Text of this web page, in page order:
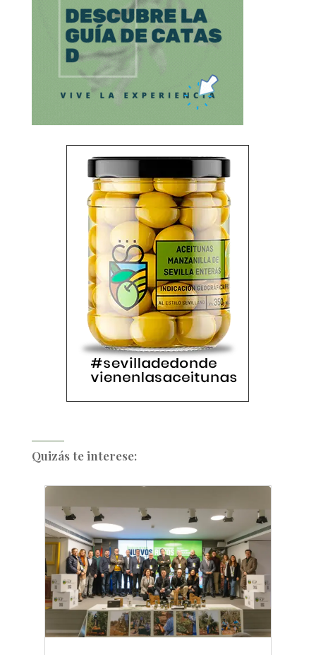
Quizás te interese: